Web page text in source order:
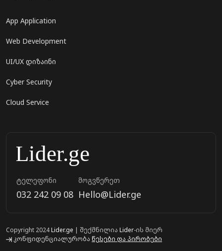
App Application
Web Development
UI/UX დიზაინი
Cyber Security
Cloud Service
ტელეფონი
032 242 09 08
მოგვწერეთ
Hello@Lider.ge
Copyright 2024Lider.ge | შექმნილია Lider-ის მიერ
კონფიდენციალურობა წესები და პირობები